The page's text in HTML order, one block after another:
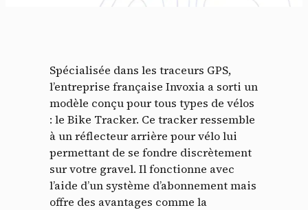
Spécialisée dans les traceurs GPS,
l’entreprise française Invoxia a sorti un
modèle conçu pour tous types de vélos
: le Bike Tracker. Ce tracker ressemble
à un réflecteur arrière pour vélo lui
permettant de se fondre discrètement
sur votre gravel. Il fonctionne avec
l’aide d’un système d’abonnementmais
offre des avantages comme la